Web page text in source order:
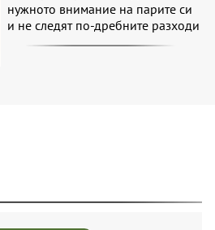
нужното внимание на парите си
и не следят по-дребните разходи